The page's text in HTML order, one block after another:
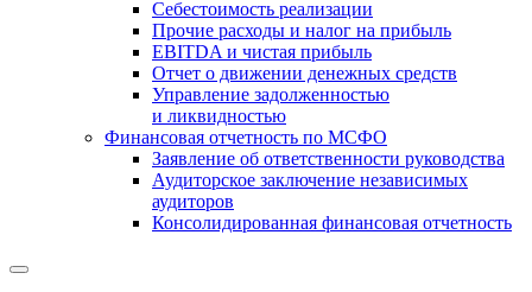
Себестоимость реализации
Прочие расходы и налог на прибыль
EBITDA и чистая прибыль
Отчет о движении денежных средств
Управление задолженностью
и ликвидностью
Финансовая отчетность по МСФО
Заявление об ответственности руководства
Аудиторское заключение независимых
аудиторов
Консолидированная финансовая отчетность